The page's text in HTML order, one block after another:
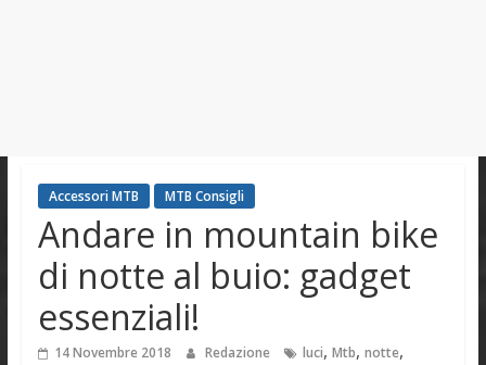
Accessori MTB MTB Consigli
Andare in mountain bike
di notte al buio: gadget
essenziali!
14 Novembre 2018 Redazione luci, Mtb, notte,